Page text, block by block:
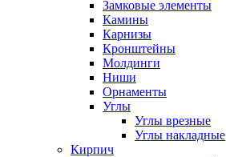
Замковые элементы
Камины
Карнизы
Кронштейны
Молдинги
Ниши
Орнаменты
Углы
Углы врезные
Углы накладные
Кирпич